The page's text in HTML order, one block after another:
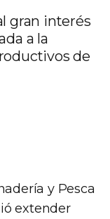
gran interés
a la
de
y Pesca
extender